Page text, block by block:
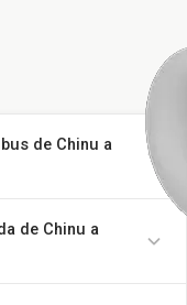
de Chinu a
de Chinu a